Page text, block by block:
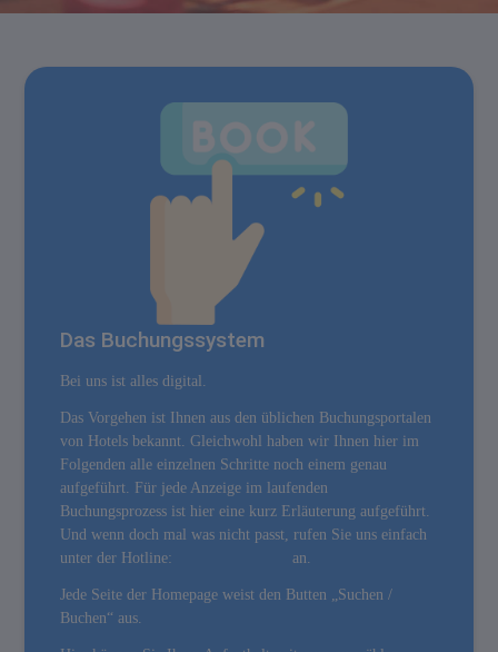
Das Buchungssystem
Bei uns ist alles digital.
Das Vorgehen ist Ihnen aus den üblichen Buchungsportalen
von Hotels bekannt. Gleichwohl haben wir Ihnen hier im
Folgenden alle einzelnen Schritte noch einem genau
aufgeführt. Für jede Anzeige im laufenden
Buchungsprozess ist hier eine kurz Erläuterung aufgeführt.
Und wenn doch mal was nicht passt, rufen Sie uns einfach
unter der Hotline:
an.
Jede Seite der Homepage weist den Butten „Suchen /
Buchen“ aus.